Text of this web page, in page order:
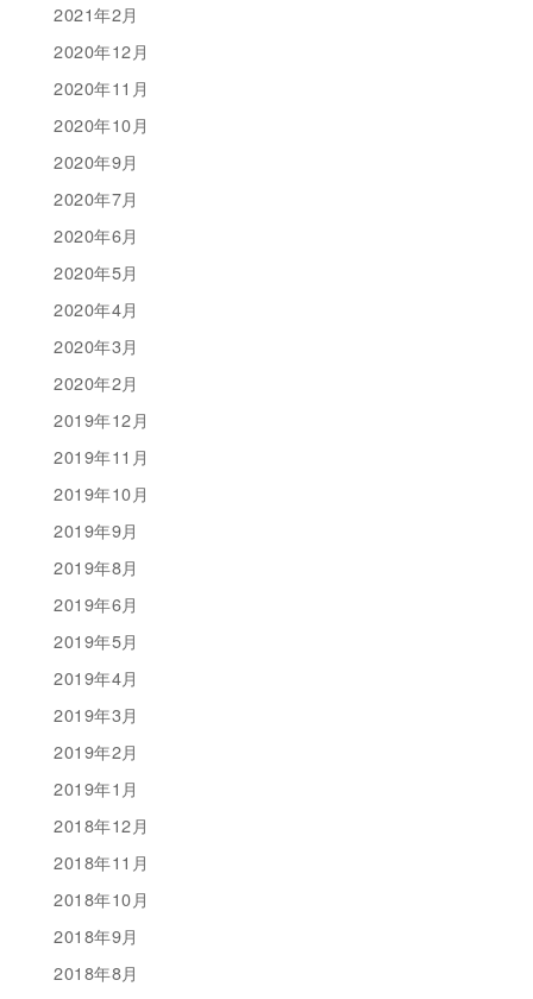
2021年2月
2020年12月
2020年11月
2020年10月
2020年9月
2020年7月
2020年6月
2020年5月
2020年4月
2020年3月
2020年2月
2019年12月
2019年11月
2019年10月
2019年9月
2019年8月
2019年6月
2019年5月
2019年4月
2019年3月
2019年2月
2019年1月
2018年12月
2018年11月
2018年10月
2018年9月
2018年8月